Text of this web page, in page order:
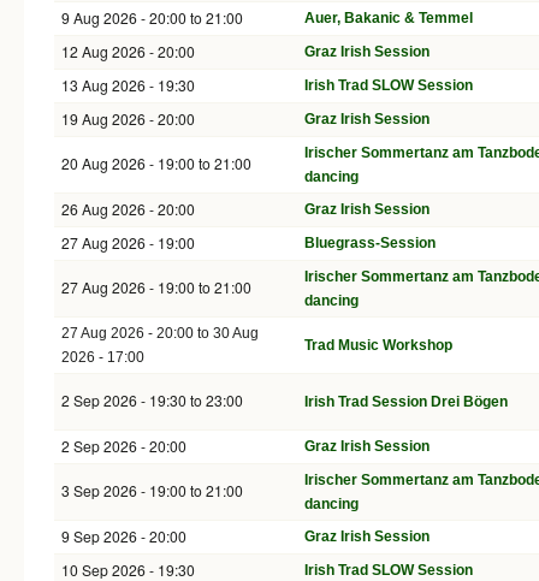
9 Aug 2026 -20:00to21:00 Auer, Bakanic & Temmel
12 Aug 2026 - 20:00 Graz Irish Session
13 Aug 2026 - 19:30 Irish Trad SLOW Session
19 Aug 2026 - 20:00 Graz Irish Session
20 Aug 2026 - 19:00to21:00
Irischer Sommertanz am
dancing
26 Aug 2026 - 20:00 Graz Irish Session
27 Aug 2026 - 19:00 Bluegrass-Session
27 Aug 2026 - 19:00to21:00
Irischer Sommertanz am
dancing
27 Aug 2026 - 20:00 to30 Aug
2026 - 17:00
Trad Music Workshop
2 Sep 2026 - 19:30to23:00 Irish Trad Session Drei Bögen
2 Sep 2026 - 20:00 Graz Irish Session
3 Sep 2026 - 19:00to21:00
Irischer Sommertanz am
dancing
9 Sep 2026 - 20:00 Graz Irish Session
10 Sep 2026 - 19:30 Irish Trad SLOW Session